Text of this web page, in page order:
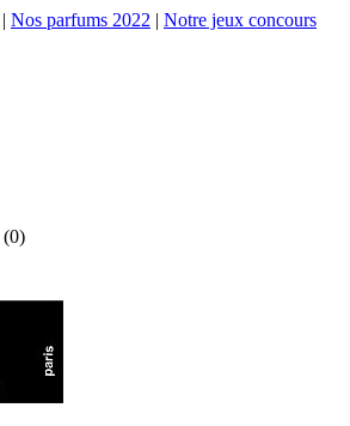
| Nos parfums 2022 | Notre jeux concours
(0)